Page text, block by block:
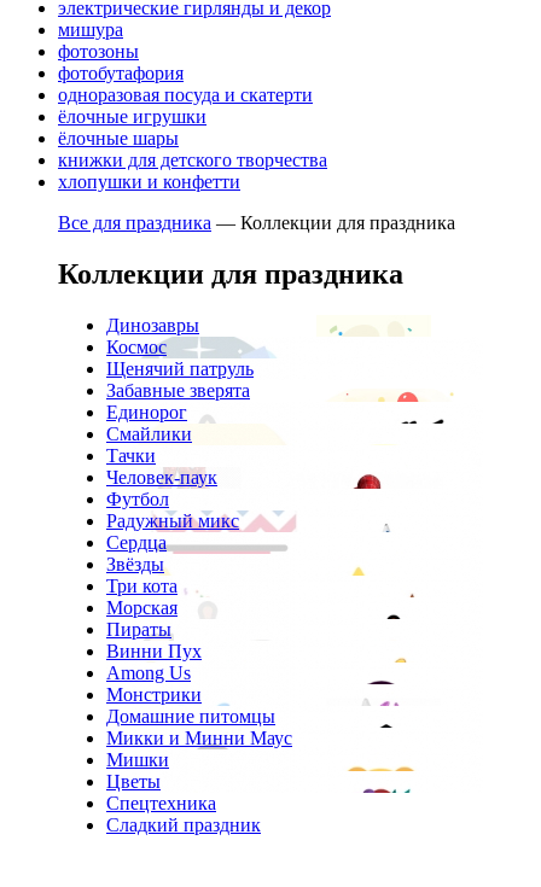
электрические гирлянды и декор
мишура
фотозоны
фотобутафория
одноразовая посуда и скатерти
ёлочные игрушки
ёлочные шары
книжки для детского творчества
хлопушки и конфетти
Все для праздника — Коллекции для праздника
Коллекции для праздника
Динозавры
Космос
Щенячий патруль
Забавные зверята
Единорог
Смайлики
Тачки
Человек-паук
Футбол
Радужный микс
Сердца
Звёзды
Три кота
Морская
Пираты
Винни Пух
Among Us
Монстрики
Домашние питомцы
Микки и Минни Маус
Мишки
Цветы
Спецтехника
Сладкий праздник